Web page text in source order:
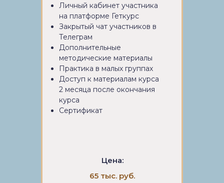
Личный кабинет участника
на платформе Геткурс
Закрытый чат участников в
Телеграм
Дополнительные
методические материалы
Практика в малых группах
Доступ к материалам курса
2 месяца после окончания
курса
Сертификат
Цена:
65 тыс. руб.